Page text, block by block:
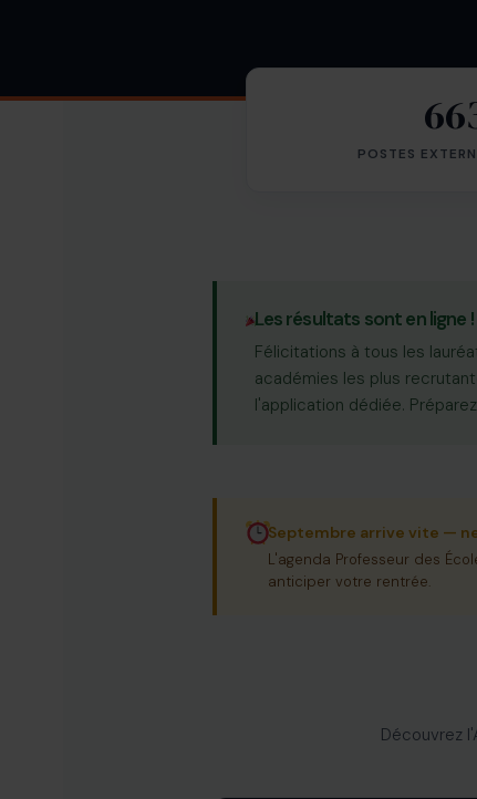
POSTES
Les résultats sont en ligne !
Félicitations à tous les
académies les plus
l'application dédiée.
Septembre arrive vite —
L'agenda Professeur des
anticiper votre rentrée.
Découvrez